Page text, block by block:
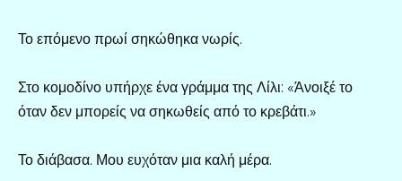
Το επόμενο πρωί σηκώθηκα νωρίς.
Στο κομοδίνο υπήρχε ένα γράμμα της Λίλι: «Άνοιξέ το
όταν δεν μπορείς να σηκωθείς από το κρεβάτι.»
Το διάβασα. Μου ευχόταν μια καλή μέρα.